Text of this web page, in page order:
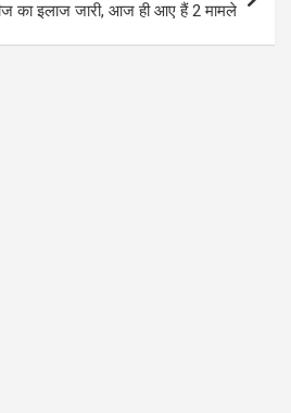
का इलाज जारी, आज ही आए हैं 2 मामले